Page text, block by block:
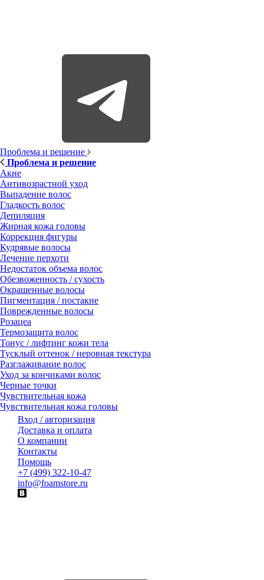
Проблема и решение
Проблема и решение
Акне
Антивозрастной уход
Выпадение волос
Гладкость волос
Депиляция
Жирная кожа головы
Коррекция фигуры
Кудрявые волосы
Лечение перхоти
Недостаток объема волос
Обезвоженность / сухость
Окрашенные волосы
Пигментация / постакне
Поврежденные волосы
Розацеа
Термозащита волос
Тонус / лифтинг кожи тела
Тусклый оттенок / неровная текстура
Разглаживание волос
Уход за кончиками волос
Черные точки
Чувствительная кожа
Чувствительная кожа головы
Вход / авторизация
Доставка и оплата
О компании
Контакты
Помощь
+7 (499) 322-10-47
info@foamstore.ru